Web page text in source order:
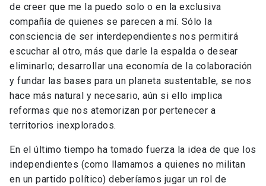
de creer que me la puedo solo o en la exclusiva
compañía de quienes se parecen a mí. Sólo la
consciencia de ser interdependientes nos permitirá
escuchar al otro, más que darle la espalda o desear
eliminarlo; desarrollar una economía de la colaboración
y fundar las bases para un planeta sustentable, se nos
hace más natural y necesario, aún si ello implica
reformas que nos atemorizan por pertenecer a
territorios inexplorados.
En el último tiempo ha tomado fuerza la idea de que los
independientes (como llamamos a quienes no militan
en un partido político) deberíamos jugar un rol de